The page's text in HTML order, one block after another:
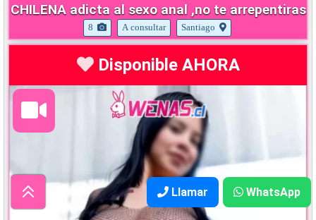
CHILENA adicta al sexo anal ,no te arrepentiras
8 A consultar Santiago
Disponible AHORA
Llamar WhatsApp